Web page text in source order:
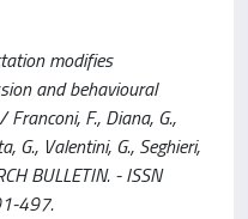
modifies
and behavioural
F., Diana, G.,
G., Valentini, G., Seghieri,
BULLETIN. - ISSN
497.